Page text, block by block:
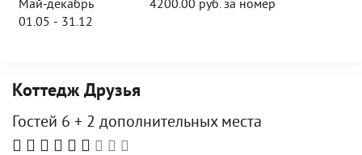
Май-декабрь
01.05 - 31.12
4200.00 руб. за номер
Коттедж Друзья
Гостей 6 + 2 дополнительных места